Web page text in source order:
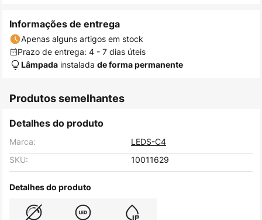
Informações de entrega
Apenas alguns artigos em stock
Prazo de entrega: 4 - 7 dias úteis
Lâmpada instalada de forma permanente
Produtos semelhantes
Detalhes do produto
Marca:
LEDS-C4
SKU:
10011629
Detalhes do produto